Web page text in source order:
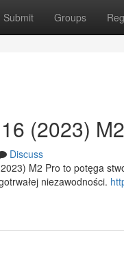
Submit Groups
(2023)
Discuss
M2 Pro to potęga
niezawodności.